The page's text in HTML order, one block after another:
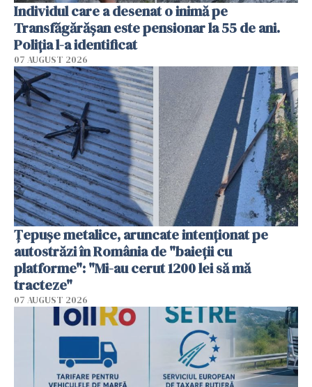
Individul care a desenat o inimă pe
Transfăgărășan este pensionar la 55 de ani.
Poliția l-a identificat
07 AUGUST 2026
Țepușe metalice, aruncate intenționat pe
autostrăzi în România de "baieții cu
platforme": "Mi-au cerut 1200 lei să mă
tracteze"
07 AUGUST 2026